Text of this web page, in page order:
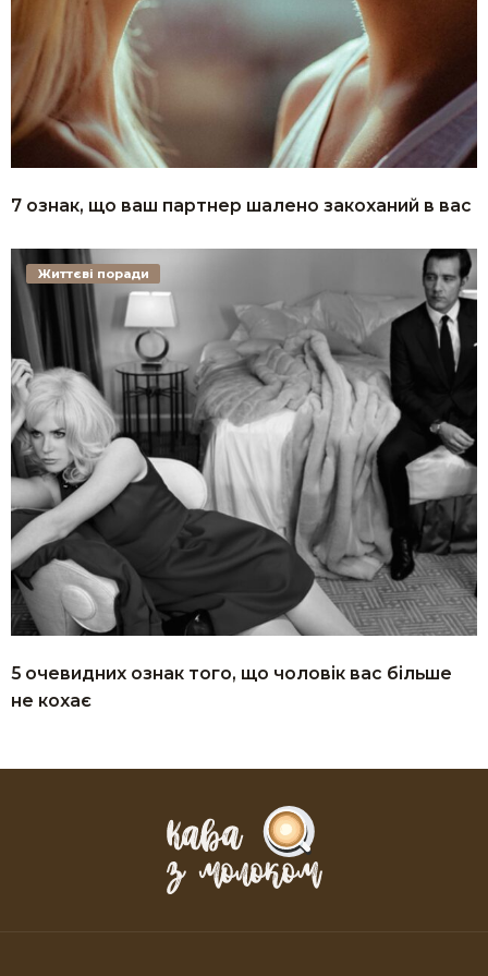
7 ознак, що ваш партнер шалено закоханий в вас
5 очевидних ознак того, що чоловік вас більше
не кохає
Життєві поради